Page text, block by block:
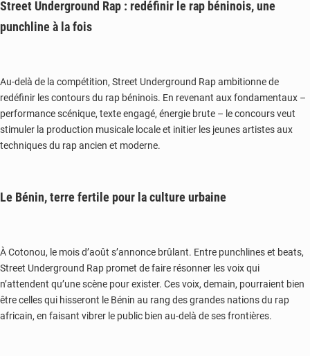
Street Underground Rap : redéfinir le rap béninois, une
punchline à la fois
Au-delà de la compétition, Street Underground Rap ambitionne de
redéfinir les contours du rap béninois. En revenant aux fondamentaux –
performance scénique, texte engagé, énergie brute – le concours veut
stimuler la production musicale locale et initier les jeunes artistes aux
techniques du rap ancien et moderne.
Le Bénin, terre fertile pour la culture urbaine
À Cotonou, le mois d’août s’annonce brûlant. Entre punchlines et beats,
Street Underground Rap promet de faire résonner les voix qui
n’attendent qu’une scène pour exister. Ces voix, demain, pourraient bien
être celles qui hisseront le Bénin au rang des grandes nations du rap
africain, en faisant vibrer le public bien au-delà de ses frontières.